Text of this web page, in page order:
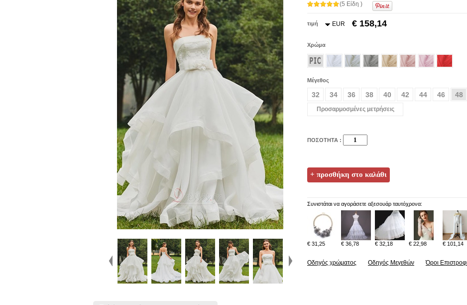
(5 Είδη )
τιμή EUR € 158,14
Χρώμα
Μέγεθος
32 34 36 38 40 42 44 46 48
Προσαρμοσμένες μετρήσεις
ΠΟΣΟΤΗΤΑ :
Συνιστάται να αγοράσετε αξεσουάρ ταυτόχρονα:
€ 31,25 € 36,78 € 32,18 € 22,98 € 101,14
Οδηγός χρώματος Οδηγός Μεγεθών Όροι